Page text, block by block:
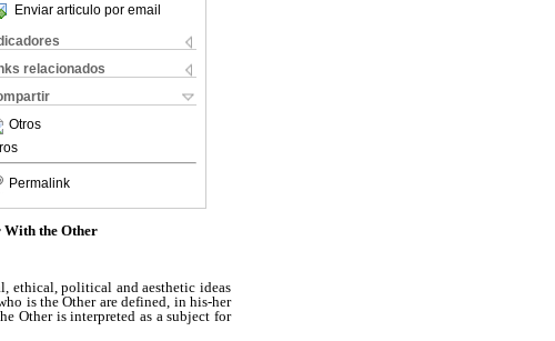
Enviar articulo por email
relacionados
Otros
Permalink
With the Other
ethical, political and aesthetic ideas
is the Other are defined, in his-her
is interpreted as a subject for